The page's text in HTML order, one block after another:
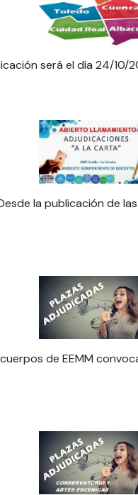
será el día 24/10/
la publicación de
de EEMM